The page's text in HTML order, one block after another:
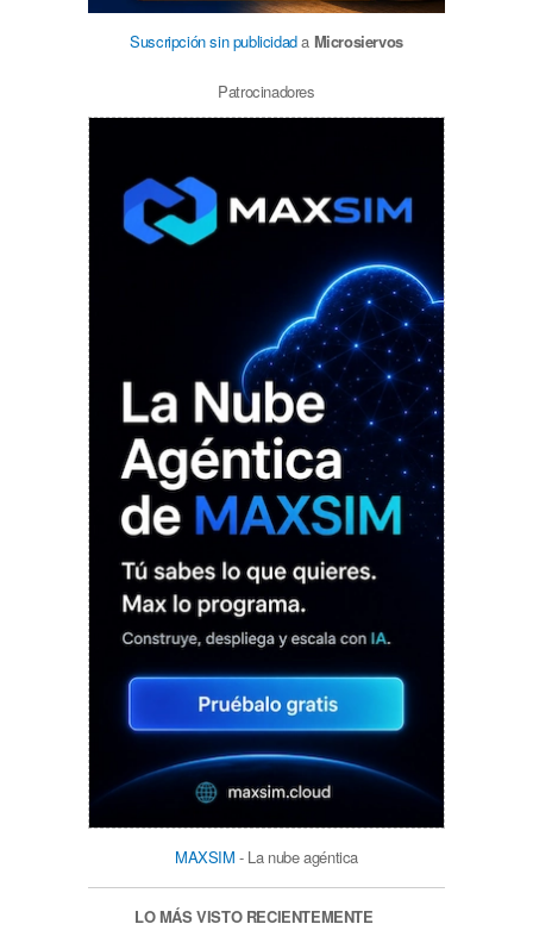
Suscripción sin publicidada Microsiervos
Patrocinadores
MAXSIM - La nube agéntica
LO MÁS VISTO RECIENTEMENTE